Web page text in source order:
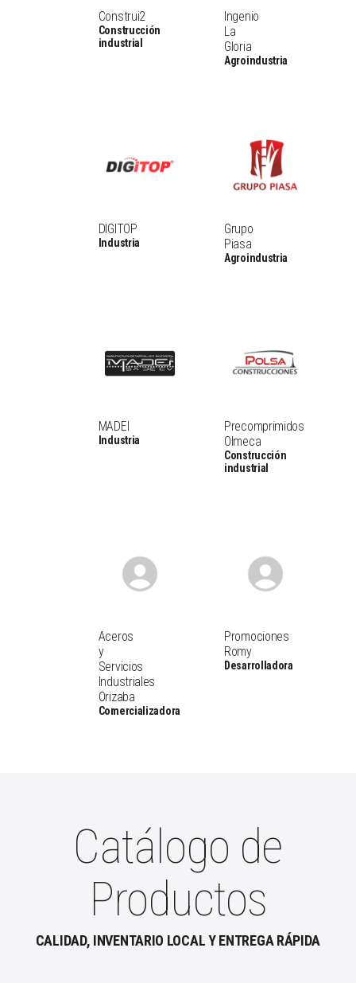
Construi2
Construcción
industrial
Ingenio
La
Gloria
Agroindustria
DIGITOP
Industria
Grupo
Piasa
Agroindustria
MADEI
Industria
Precomprimidos
Olmeca
Construcción
industrial
Aceros
y
Servicios
Industriales
Orizaba
Comercializadora
Promociones
Romy
Desarrolladora
Catálogo de
Productos
CALIDAD, INVENTARIO LOCAL Y ENTREGA RÁPIDA